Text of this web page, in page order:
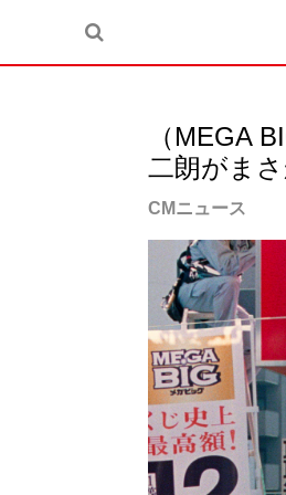
（MEGA
二朗がま
CMニュース